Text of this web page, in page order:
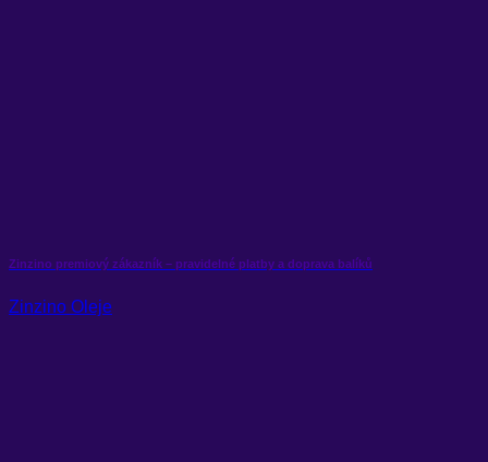
Zinzino premiový zákazník – pravidelné platby a doprava balíků
Zinzino Oleje